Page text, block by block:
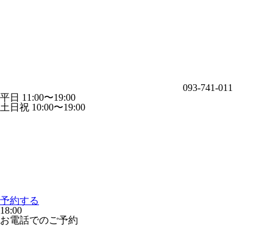
093-741-011
平日 11:00〜19:00
土日祝 10:00〜19:00
予約する
18:00
お電話でのご予約